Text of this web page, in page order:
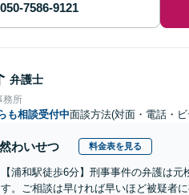
弁護士
務所
も相談受付中面談方法(対面・電話・
わいせつ 料金表を見る
【浦和駅徒歩6分】刑事事件の弁護は
。ご相談は早ければ早いほど被疑者